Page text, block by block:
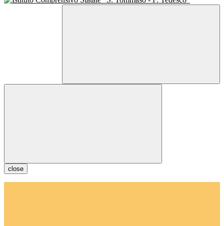
close